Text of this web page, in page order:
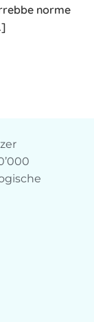
norme